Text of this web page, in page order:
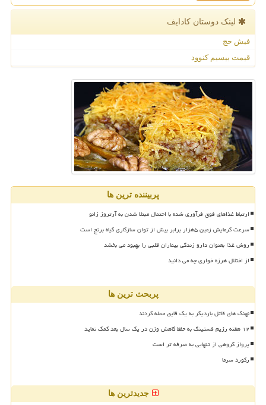
لینک دوستان كادایف
فیش حج
قیمت بیسیم کنوود
پربیننده ترین ها
ارتباط غذاهای فوق فرآوری شده با احتمال مبتلا شدن به آرتروز زانو
سرعت گرمایش زمین ۵هزار برابر بیش از توان سازگاری گیاه برنج است
روش غذا بعنوان دارو زندگی بیماران قلبی را بهبود می بخشد
از اختلال هرزه خواری چه می دانید
پربحث ترین ها
نهنگ های قاتل باردیگر به یک قایق حمله کردند
۱۲ هفته رژیم فستینگ به حفظ کاهش وزن در یک سال بعد کمک نماید
پرواز گروهی از تنهایی به صرفه تر است
رکورد سرما
جدیدترین ها